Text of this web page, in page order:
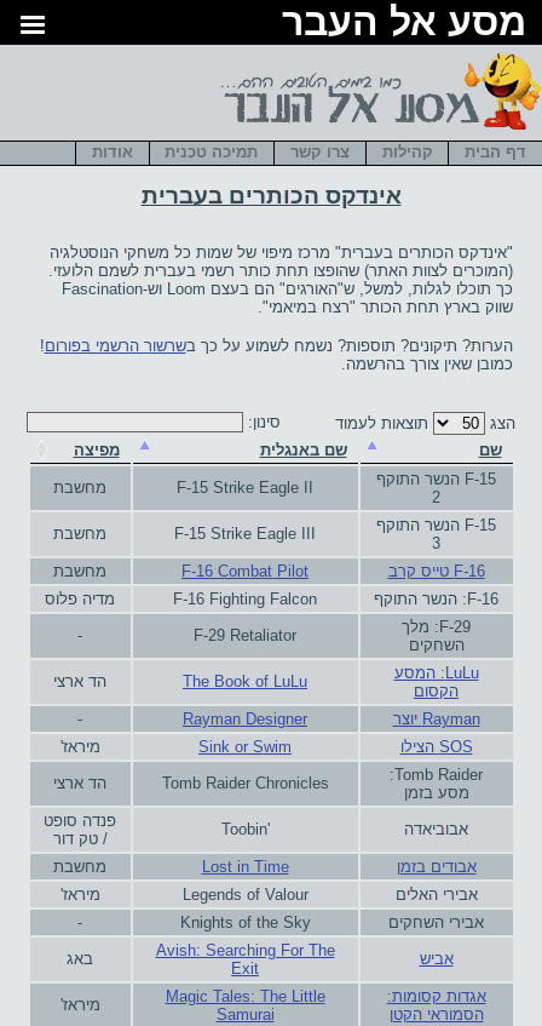
אינדקס הכותרים בעברית
"אינדקס הכותרים בעברית" מרכז מיפוי של שמות כל משחקי הנוסטלגיה
(המוכרים לצוות האתר) שהופצו תחת כותר רשמי בעברית לשמם הלועזי.
כך תוכלו לגלות, למשל, ש"האורגים" הם בעצם Loom וש-Fascination
שווק בארץ תחת הכותר "רצח במיאמי".
הערות? תיקונים? תוספות? נשמח לשמוע על כך בשרשור הרשמי בפורום!
כמובן שאין צורך בהרשמה.
הצג תוצאות לעמוד
סינון:
שם
שם באנגלית
מפיצה
F-15 הנשר התוקף
2
F-15 Strike Eagle II מחשבת
F-15 הנשר התוקף
3
F-15 Strike Eagle III מחשבת
F-16 טייס קרב F-16 Combat Pilot
מחשבת
F-16: הנשר התוקף
F-16 Fighting Falcon
מדיה פלוס
F-29: מלך
השחקים
F-29 Retaliator
-
LuLu: המסע
הקסום
The Book of LuLu הד ארצי
Rayman יוצר Rayman Designer‎
-
SOS הצילו
Sink or Swim
מיראז'
Tomb Raider:
מסע בזמן
Tomb Raider Chronicles הד ארצי
אבוביאדה Toobin'
פנדה סופט
/ טק דור
אבודים בזמן
Lost in Time
מחשבת
אבירי האלים
Legends of Valour
מיראז'
אבירי השחקים
Knights of the Sky
-
אביש
Avish: Searching For The
Exit
באג
אגדות קסומות:
הסמוראי הקטן
Magic Tales: The Little
Samurai
מיראז'
אל העבר
דף הבית קהילות צרו קשר תמיכה טכנית אודות